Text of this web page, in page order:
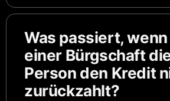
Was passiert,
einer Bürgschaft
Person den Kredit
zurückzahlt?